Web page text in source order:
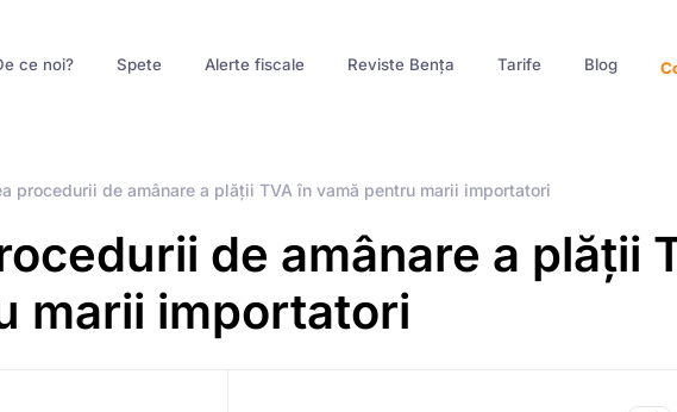
ce noi? Spete Alerte fiscale Reviste Bența Tarife Blog
procedurii de amânare a plății TVA în vamă pentru marii importatori
de amânare a plății
marii importatori